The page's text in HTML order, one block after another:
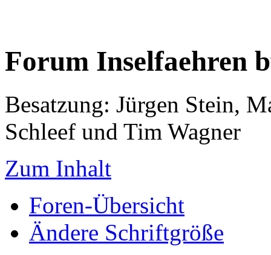
Forum Inselfaehren
Besatzung: Jürgen Stein,
Schleef und Tim Wagner
Zum Inhalt
Foren-Übersicht
Ändere Schriftgröße